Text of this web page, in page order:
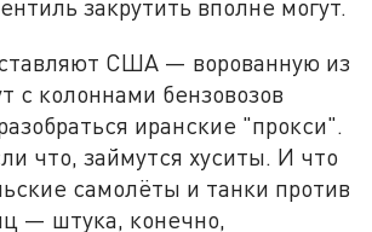
закрутить вполне могут.
США — ворованную из
с колоннами бензовозов
иранские "прокси".
что, займутся хуситы. И что
самолёты и танки против
— штука, конечно,